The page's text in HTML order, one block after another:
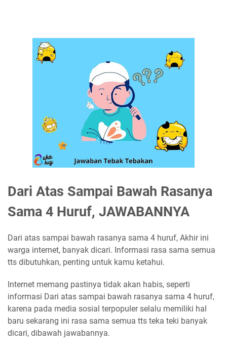
Dari Atas Sampai Bawah Rasanya
Sama 4 Huruf, JAWABANNYA
Dari atas sampai bawah rasanya sama 4 huruf, Akhir ini
warga internet, banyak dicari. Informasi rasa sama semua
tts dibutuhkan, penting untuk kamu ketahui.
Internet memang pastinya tidak akan habis, seperti
informasi Dari atas sampai bawah rasanya sama 4 huruf,
karena pada media sosial terpopuler selalu memiliki hal
baru sekarang ini rasa sama semua tts teka teki banyak
dicari, dibawah jawabannya.